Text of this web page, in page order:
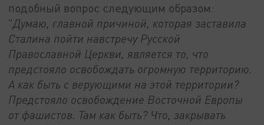
подобный вопрос следующим образом:
"Думаю, главной причиной, которая заставила
Сталина пойти навстречу Русской
Православной Церкви, является то, что
предстояло освобождать огромную территорию.
А как быть с верующими на этой территории?
Предстояло освобождение Восточной Европы
от фашистов. Там как быть? Что, закрывать